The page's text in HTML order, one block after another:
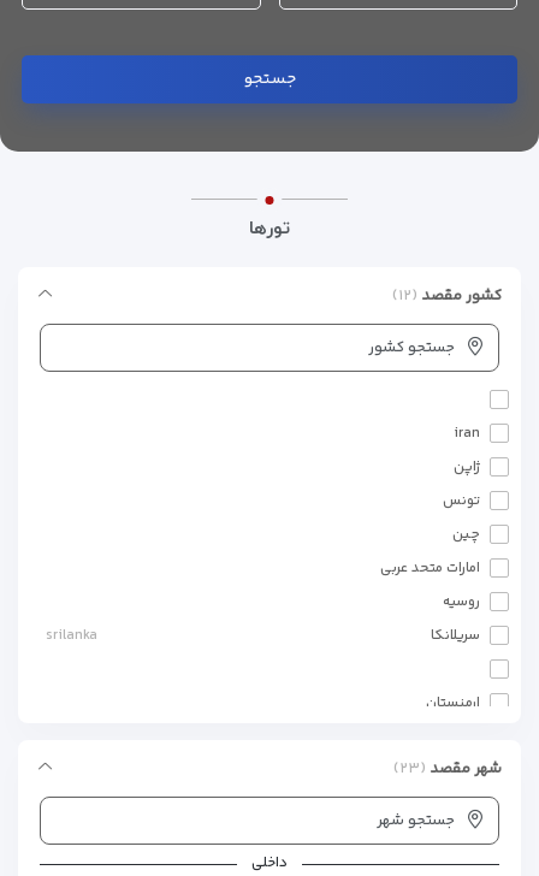
جستجو
تورها
کشور مقصد (۱۲)
جستجو کشور
iran
ژاپن
تونس
چین
امارات متحد عربی
روسیه
سریلانکا
srilanka
ارمنستان
گرجستان
شهر مقصد (۲۳)
جستجو شهر
داخلی